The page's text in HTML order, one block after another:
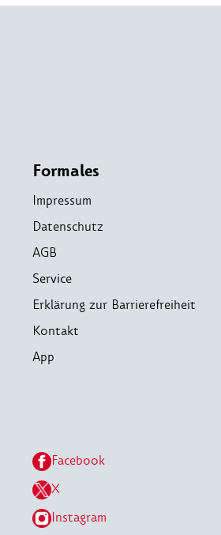
Formales
Impressum
Datenschutz
AGB
Service
Erklärung zur Barrierefreiheit
Kontakt
App
Facebook
X
Instagram